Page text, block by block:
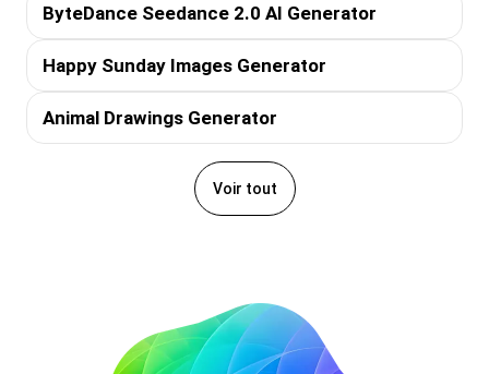
ByteDance Seedance 2.0 AI Generator
Happy Sunday Images Generator
Animal Drawings Generator
Voir tout